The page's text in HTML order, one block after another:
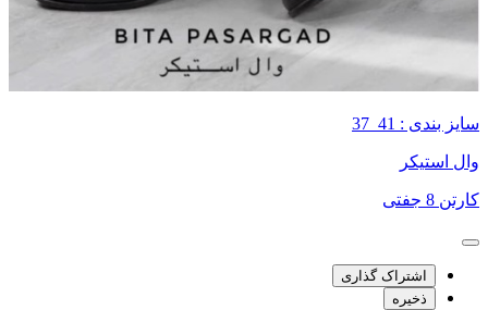
سایز بندی : 41_37
وال استیکر
کارتن 8 جفتی
اشتراک گذاری
ذخیره